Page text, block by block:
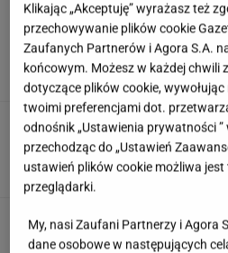
jego wujka
mikrodramy
SUBSKRYPCJA
może zastąpić
TOMASZ
Autorzy:
MIŁOSZ
WIATROWSKI-BUJACZ
Klikając „Akceptuję” wyrażasz też
przechowywanie plików cookie
Zaufanych Partnerów i Agora S.A.
końcowym. Możesz w każdej chwili
dotyczące plików cookie,
twoimi preferencjami dot.
odnośnik „Ustawienia prywatności
przechodząc do „Ustawień
ustawień plików cookie możliwa
przeglądarki.
My, nasi Zaufani Partnerzy i Agora
dane osobowe w następujących